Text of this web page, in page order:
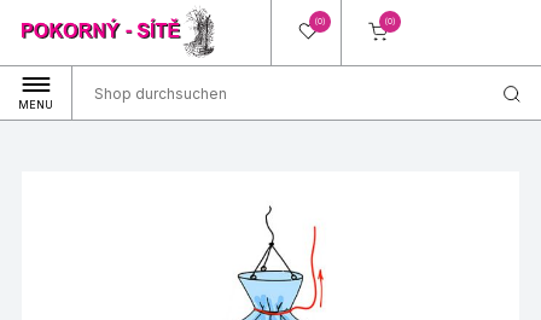
(0) (0)
MENU